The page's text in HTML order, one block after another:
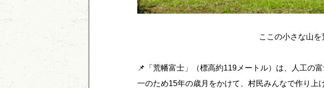
ここの小さな山を
📌「荒幡富士」（標高約119メートル）は、人工の
一のため15年の歳月をかけて、村民みんなで作り上